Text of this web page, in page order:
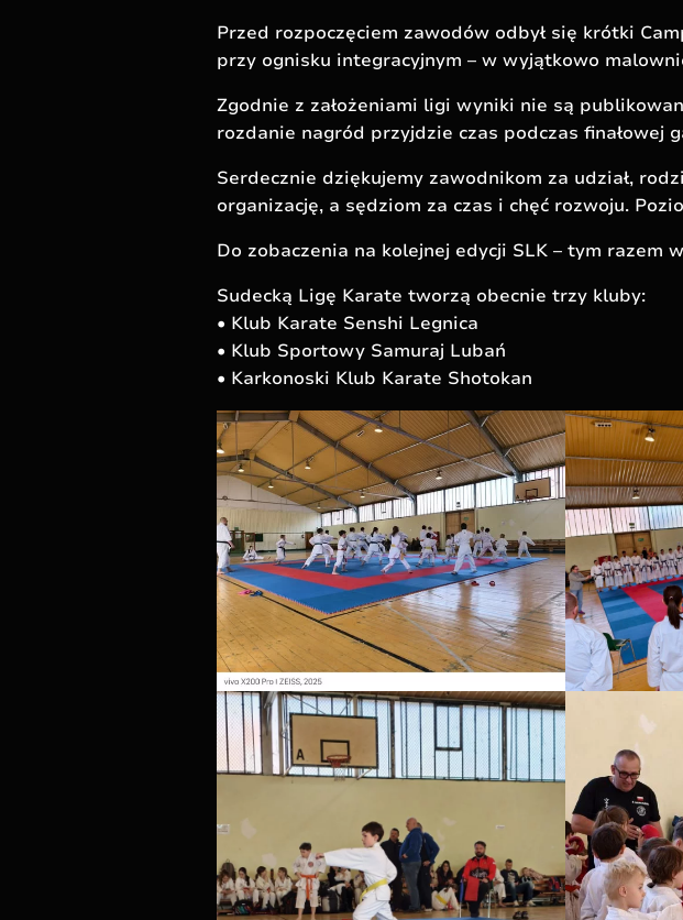
Przed rozpoczęciem zawodów odbył się krótki
przy ognisku integracyjnym – w wyjątkowo
Zgodnie z założeniami ligi wyniki nie są
rozdanie nagród przyjdzie czas podczas finałowej
Serdecznie dziękujemy zawodnikom za udział,
organizację, a sędziom za czas i chęć rozwoju.
Do zobaczenia na kolejnej edycji SLK – tym razem
Sudecką Ligę Karate tworzą obecnie trzy kluby:
• Klub Karate Senshi Legnica
• Klub Sportowy Samuraj Lubań
• Karkonoski Klub Karate Shotokan